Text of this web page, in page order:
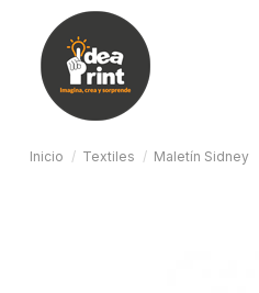
Inicio Textiles Maletín Sidney